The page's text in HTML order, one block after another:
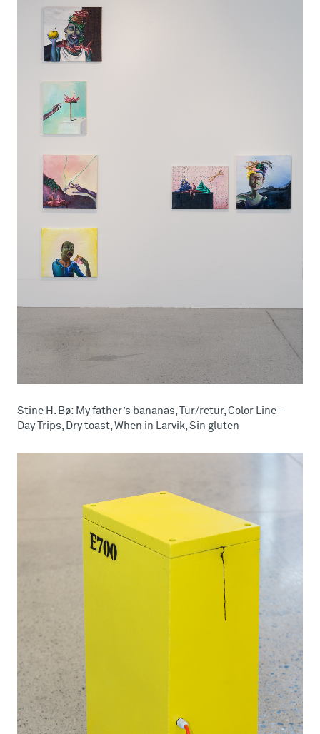
Stine H. Bø: My father’s bananas, Tur/retur, Color Line –
Day Trips, Dry toast, When in Larvik, Sin gluten